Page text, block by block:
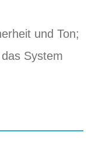
und Ton;
System